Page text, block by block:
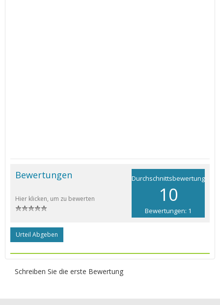
Durchschnittsbewertung
10
Bewertungen: 1
Bewertungen
Hier klicken, um zu bewerten
Urteil Abgeben
Schreiben Sie die erste Bewertung